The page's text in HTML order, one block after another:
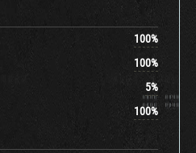
100%
100%
5%
100%